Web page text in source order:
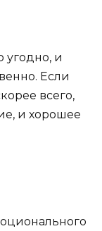
угодно, и
Если
всего,
и хорошее